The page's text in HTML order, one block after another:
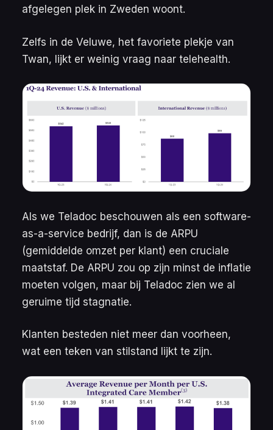
afgelegen plek in Zweden woont.
Zelfs in de Veluwe, het favoriete plekje van
Twan, lijkt er weinig vraag naar telehealth.
Als we Teladoc beschouwen als een software-
as-a-service bedrijf, dan is de ARPU
(gemiddelde omzet per klant) een cruciale
maatstaf. De ARPU zou op zijn minst de inflatie
moeten volgen, maar bij Teladoc zien we al
geruime tijd stagnatie.
Klanten besteden niet meer dan voorheen,
wat een teken van stilstand lijkt te zijn.